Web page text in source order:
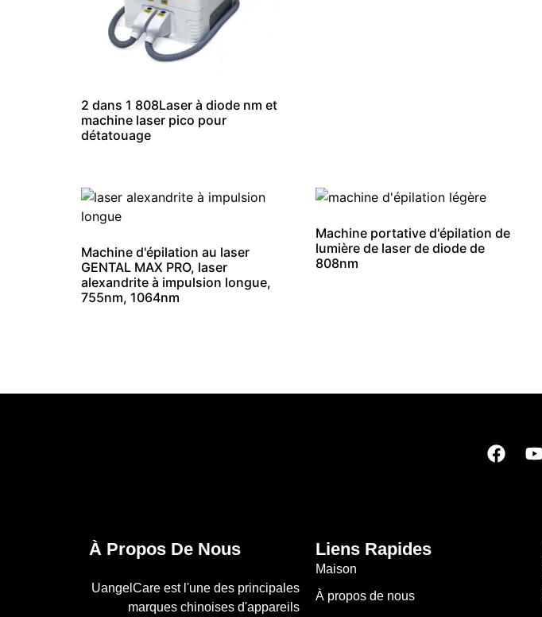
2 dans 1 808Laser à diode nm et
machine laser pico pour
détatouage
Machine d'épilation au laser
GENTAL MAX PRO, laser
alexandrite à impulsion longue,
755nm, 1064nm
Machine portative d'épilation de
lumière de laser de diode de
808nm
À Propos De Nous
UangelCare est l'une des principales
marques chinoises d'appareils
Liens Rapides
Maison
À propos de nous